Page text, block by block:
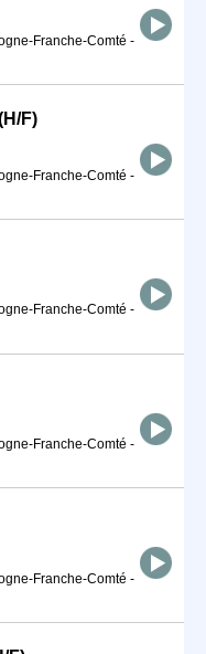
Franche-Comté -
F)
Franche-Comté -
Franche-Comté -
Franche-Comté -
Franche-Comté -